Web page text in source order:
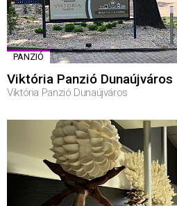
PANZIÓ
Viktória Panzió Dunaújváros
Viktória Panzió Dunaújváros